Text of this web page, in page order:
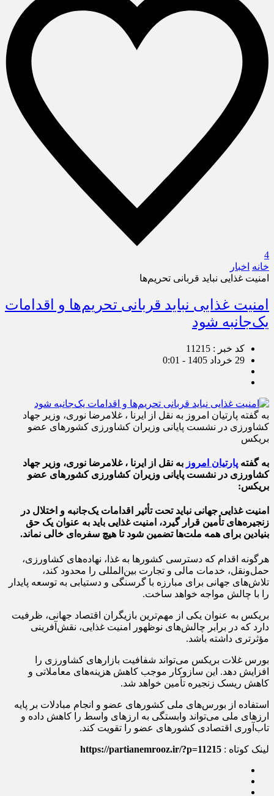
4
خانه اخبار
امنیت غذایی نباید قربانی تحریم‌ها
امنیت غذایی نباید قربانی تحریم‌ها و اقدامات
یک‌جانبه شود
کد خبر : 11215
29 خرداد 1405 - 0:01
به گفته پارتیان امروز به نقل از ایرنا ، غلامرضا نوری، وزیر جهاد
کشاورزی در نشست پایانی وزیران کشاورزی کشورهای عضو
بریکس
به گفته پارتیان امروز به نقل از ایرنا ، غلامرضا نوری، وزیر جهاد
کشاورزی در نشست پایانی وزیران کشاورزی کشورهای عضو
بریکس:
امنیت غذایی جهانی نباید تحت تأثیر اقدامات یک‌جانبه و اختلال در
زنجیره‌های تأمین قرار گیرد، امنیت غذایی باید به عنوان یک حق
بنیادین برای همه ملت‌ها تضمین شود تا هیچ سفره‌ای خالی نماند.
هرگونه اقدام که دسترسی کشورها به غذا، نهاده‌های کشاورزی،
حمل‌ونقل، خدمات مالی و تجارت بین‌المللی را محدود کند،
تلاش‌های جهانی برای مبارزه با گرسنگی و دستیابی به توسعه پایدار
را با چالش مواجه خواهد ساخت.
بریکس به عنوان یکی از مهم‌ترین بازیگران اقتصاد جهانی، ظرفیت
دارد که در برابر چالش‌های نوظهور امنیت غذایی، نقش‌آفرینی
مؤثرتری داشته باشد.
بورس غلات بریکس می‌تواند شفافیت بازارهای کشاورزی را
افزایش دهد. این سازوکار موجب کاهش هزینه‌های معاملاتی و
کاهش ریسک زنجیره تأمین خواهد شد.
استفاده از بورس‌های ملی کشورهای عضو و انجام مبادلات بر پایه
ارزهای ملی می‌تواند وابستگی به ارزهای واسط را کاهش داده و
تاب‌آوری اقتصادی کشورهای عضو را تقویت کند.
لینک کوتاه : https://partianemrooz.ir/?p=11215